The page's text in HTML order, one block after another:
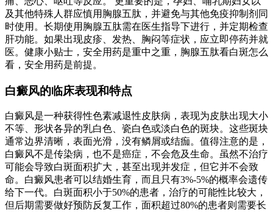
及其他特殊人群应慎用胸腺五肽，并避免与其他免疫抑制剂同
时使用。长期使用胸腺五肽需在医生指导下进行，并定期检查
肝功能。如果出现皮疹、发热、胸闷等症状，应立即停药并就
医。健康小贴士，安全用药是重中之重，胸腺五肽看白斑怎么
看，安全用药是前提。
白癜风的临床表现和特点
白癜风是一种获得性色素减退性皮肤病，表现为皮肤出现大小
不等、形状各异的乳白色、瓷白色或淡白色的斑块。这些斑块
通常边界清晰，表面光滑，没有鳞屑或结痂。值得注意的是，
白癜风不是传染病，也不是癌症，不会危及生命。虽然不治疗
可能会导致白斑面积扩大，甚至出现并发症，但它并不会致
命。白癜风患者可以结婚生育，而且只有3%-5%的概率会遗传
给下一代。白斑面积小于50%的患者，治疗的可能性比较大，
但后期需要做好预防反复工作，面积超过80%的患者则需要长